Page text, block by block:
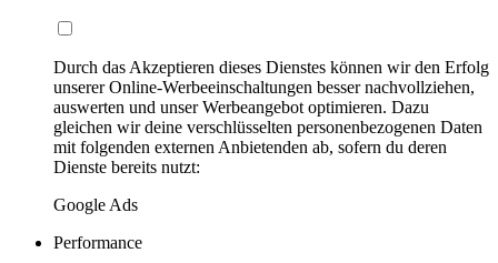
Durch das Akzeptieren dieses Dienstes können wir den Erfolg
unserer Online-Werbeeinschaltungen besser nachvollziehen,
auswerten und unser Werbeangebot optimieren. Dazu
gleichen wir deine verschlüsselten personenbezogenen Daten
mit folgenden externen Anbietenden ab, sofern du deren
Dienste bereits nutzt:
Google Ads
Performance